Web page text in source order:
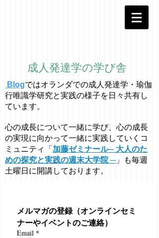
成人発達学の学び舎
Blogではオラ ンダでの成人発達学・ 瑜伽
行唯識学研究と実践の様子を日々共有し
ています。
心の成長について一緒に学び、心の成長
の実現に向かって一緒に実践していくコ
ミュニティ「 加藤ゼミナール─ 大人のた
めの探究と実践の週末大学院 ─」も毎週
土曜日に開講しております。
メルマガの登録（オンラインセミ
ナーやイベントのご連絡）
Email *